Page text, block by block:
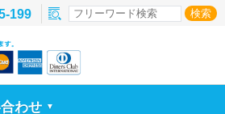
199
わせ ▼